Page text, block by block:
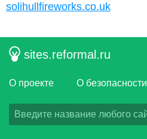
solihullfireworks.co.uk
sites.reformal.ru
О проекте О безопасности